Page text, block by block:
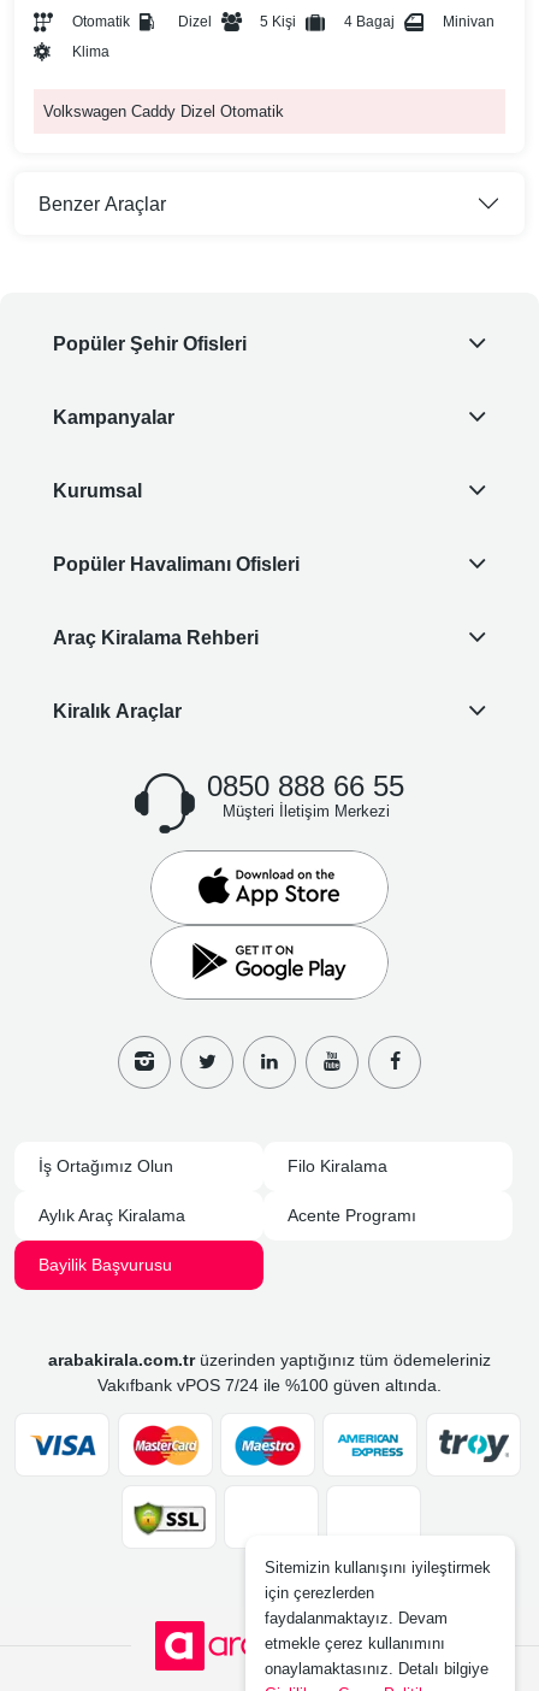
Otomatik Dizel 5 Kişi 4 Bagaj
Minivan
Klima
Volkswagen Caddy Dizel Otomatik
Benzer Araçlar
Popüler Şehir Ofisleri
Kampanyalar
Kurumsal
Popüler Havalimanı Ofisleri
Araç Kiralama Rehberi
Kiralık Araçlar
0850 888 66 55
Müşteri İletişim Merkezi
İş Ortağımız Olun Filo Kiralama
Aylık Araç Kiralama Acente Programı
Bayilik Başvurusu
arabakirala.com.trüzerinden yaptığınız tüm ödemeleriniz
Vakıfbank vPOS 7/24 ile %100 güven altında.
Sitemizin kullanışını iyileştirmek
için çerezlerden
faydalanmaktayız. Devam
etmekle çerez kullanımını
onaylamaktasınız. Detalı bilgiye